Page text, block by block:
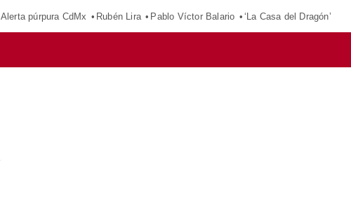
Alerta púrpura CdMx Rubén Lira Pablo Víctor Balario ‘La Casa del Dragón’